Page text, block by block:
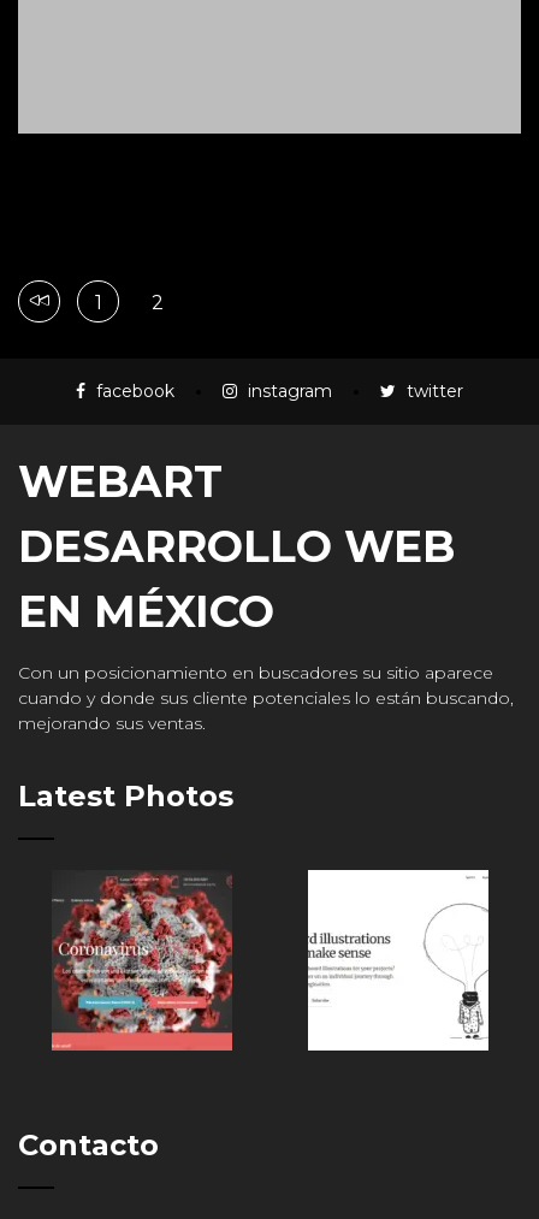
1 2
facebook instagram twitter
WEBART
DESARROLLO WEB
EN MÉXICO
Con un posicionamiento en buscadores su sitio aparece
cuando y donde sus cliente potenciales lo están buscando,
mejorando sus ventas.
Latest Photos
Contacto